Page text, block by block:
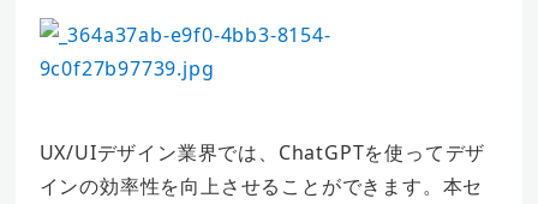
UX/UIデザイン業界では、ChatGPTを使ってデザ
インの効率性を向上させることができます。本セ